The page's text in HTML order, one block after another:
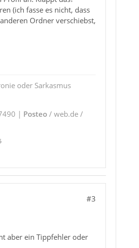
(ich fasse es nicht, dass
Ordner verschiebst,
oder Sarkasmus
| Posteo/ web.de /
#3
aber ein Tippfehler oder